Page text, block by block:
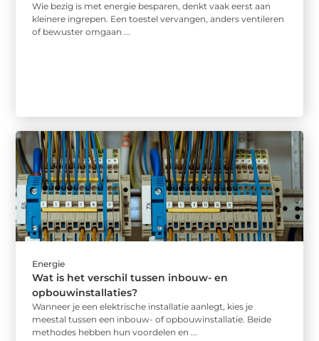
Wie bezig is met energie besparen, denkt vaak eerst aan
kleinere ingrepen. Een toestel vervangen, anders ventileren
of bewuster omgaan ...
Energie
Wat is het verschil tussen inbouw- en
opbouwinstallaties?
Wanneer je een elektrische installatie aanlegt, kies je
meestal tussen een inbouw- of opbouwinstallatie. Beide
methodes hebben hun voordelen en ...